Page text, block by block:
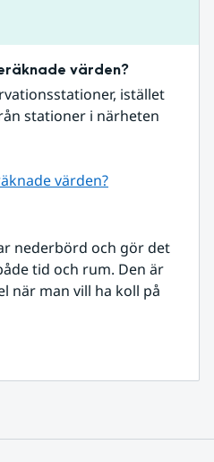
värden?
istället
stationer i närheten
värden?
nederbörd och gör det
tid och rum. Den är
när man vill ha koll på